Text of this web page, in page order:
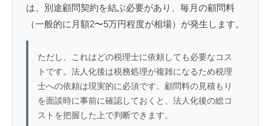
は、別途顧問契約を結ぶ必要があり、毎月の顧問料
（一般的に月額2〜5万円程度が相場）が発生します。
ただし、これはどの税理士に依頼しても必要なコス
トです。法人化後は税務処理が複雑になるため税理
士への依頼は現実的に必須です。顧問料の見積もり
を面談時に事前に確認しておくと、法人化後の総コ
ストを把握した上で判断できます。